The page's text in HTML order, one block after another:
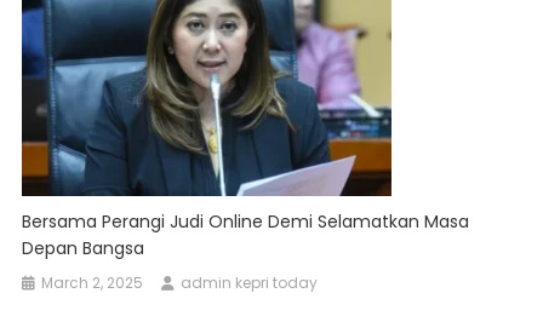
Bersama Perangi Judi Online Demi Selamatkan Masa
Depan Bangsa
March 2, 2025 admin kepri today